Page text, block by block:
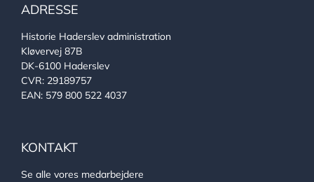
ADRESSE
Historie Haderslev administration
Kløvervej 87B
DK-6100 Haderslev
CVR: 29189757
EAN: 579 800 522 4037
KONTAKT
Se alle vores medarbejdere